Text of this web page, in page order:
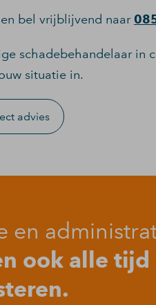
bel vrijblijvend naar
schadebehandelaar in
situatie in.
advies
en
ook alle tijd